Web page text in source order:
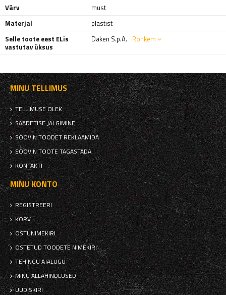
Värv
must
Materjal
plastist
Selle toote eest ELis
vastutav üksus
Daken S.p.A. Rohkem
MINU TELLIMUS
TELLIMUSE OLEK
SAADETISE JÄLGIMINE
SOOVIN TOODET REKLAAMIDA
SOOVIN TOOTE TAGASTADA
KONTAKTI
MINU KONTO
REGISTREERI
KORV
OSTUNIMEKIRI
OSTETUD TOODETE NIMEKIRI
TEHINGU AJALUGU
MINU ALLAHINDLUSED
UUDISKIRI